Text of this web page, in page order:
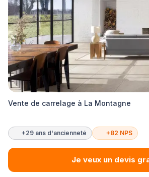
Vente de carrelage à La Montagne
+29 ans d'ancienneté +82 NPS
Je veux un devis